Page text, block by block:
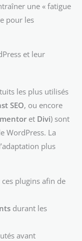
une « fatigue
pour les
et leur
les plus utilisés
SEO, ou encore
et Divi) sont
WordPress. La
plus
plugins afin de
durant les
avant